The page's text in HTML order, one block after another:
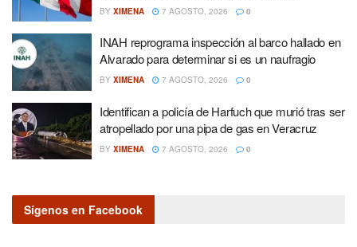
BY XIMENA 7 AGOSTO, 2026 0
INAH reprograma inspección al barco hallado en
Alvarado para determinar si es un naufragio
BY XIMENA 7 AGOSTO, 2026 0
Identifican a policía de Harfuch que murió tras ser
atropellado por una pipa de gas en Veracruz
BY XIMENA 7 AGOSTO, 2026 0
Sígenos en Facebook